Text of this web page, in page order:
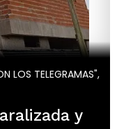
LOS TELEGRAMAS",
y